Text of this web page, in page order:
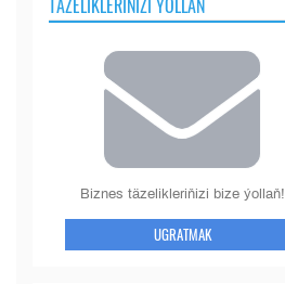
TÄZELIKLERIŇIZI ÝOLLAŇ
Biznes täzelikleriňizi bize ýollaň!
UGRATMAK